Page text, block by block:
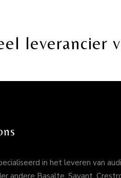
leverancier
in het leveren van
andere Basalte, Savant,